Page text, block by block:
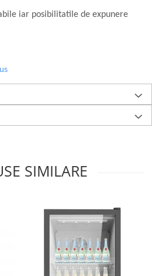
iar posibilitatile de expunere
SIMILARE